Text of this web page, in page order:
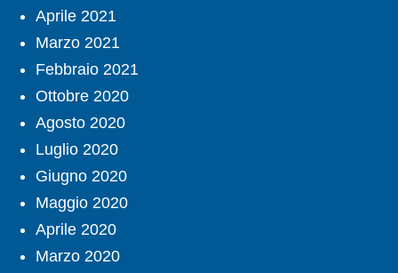
Aprile 2021
Marzo 2021
Febbraio 2021
Ottobre 2020
Agosto 2020
Luglio 2020
Giugno 2020
Maggio 2020
Aprile 2020
Marzo 2020